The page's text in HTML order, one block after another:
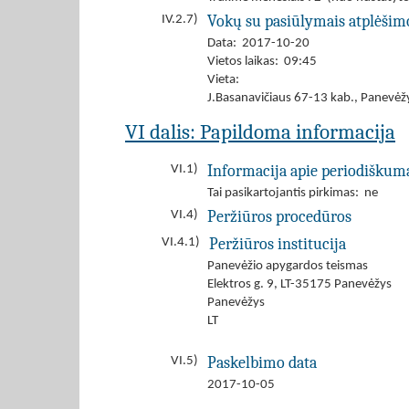
IV.2.7)
Vokų su pasiūlymais
Data: 2017-10-20
Vietos laikas: 09:45
Vieta:
J.Basanavičiaus 67-13 kab.,
VI dalis: Papildoma informacija
VI.1) Informacija apie
Tai pasikartojantis pirkimas: ne
VI.4)
Peržiūros procedūros
VI.4.1) Peržiūros institucija
Panevėžio apygardos teismas
Elektros g. 9, LT-35175 Panevėžys
Panevėžys
LT
VI.5) Paskelbimo data
2017-10-05